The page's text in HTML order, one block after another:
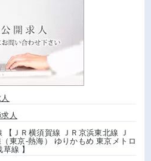
人
【ＪＲ横須賀線 ＪＲ京浜東北線 Ｊ
東京-熱海） ゆりかもめ 東京メトロ
線 】